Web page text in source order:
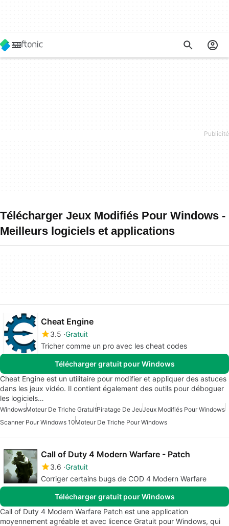
Télécharger Jeux Modifiés Pour Windows -
Meilleurs logiciels et applications
Cheat Engine
3.5 Gratuit
Tricher comme un pro avec les cheat codes
Télécharger gratuit pour Windows
Cheat Engine est un utilitaire pour modifier et appliquer des astuces
dans les jeux vidéo. Il contient également des outils pour déboguer
les logiciels…
WindowsMoteur De Triche GratuitPiratage De JeuJeux Modifiés Pour Windows
Scanner Pour Windows 10Moteur De Triche Pour Windows
Call of Duty 4 Modern Warfare - Patch
3.6 Gratuit
Corriger certains bugs de COD 4 Modern Warfare
Télécharger gratuit pour Windows
Call of Duty 4 Modern Warfare Patch est une application
moyennement agréable et avec licence Gratuit pour Windows, qui